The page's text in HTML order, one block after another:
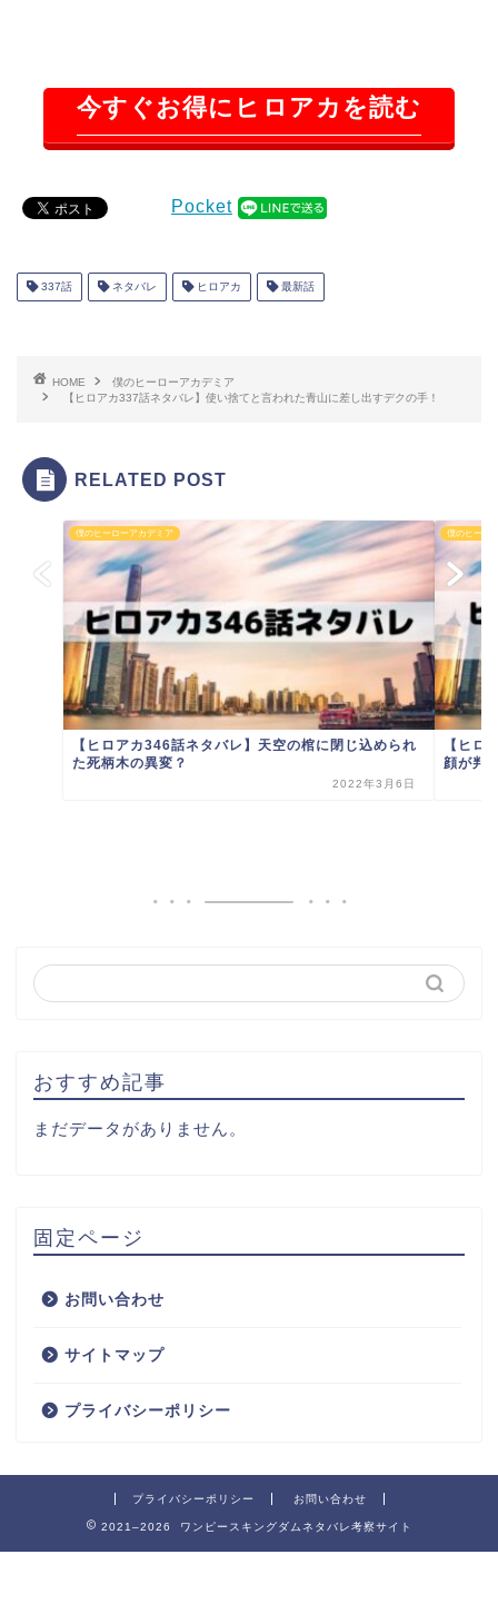
今すぐお得にヒロアカを読む
Pocket
337話 ネタバレ ヒロアカ 最新話
HOME
僕のヒーローアカデミア
【ヒロアカ337話ネタバレ】使い捨てと言われた青山に差し出すデクの手！
RELATED POST
僕のヒーローアカデミア
【ヒロアカ346話ネタバレ】天空の棺に閉じ込められ
た死柄木の異変？
2022年3月6日
僕のヒーロ
【ヒロ
顔が判
おすすめ記事
まだデータがありません。
固定ページ
お問い合わせ
サイトマップ
プライバシーポリシー
プライバシーポリシー お問い合わせ
2021–2026 ワンピースキングダムネタバレ考察サイト